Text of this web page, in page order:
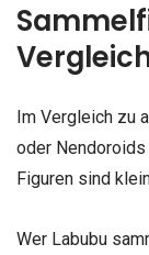
Im Vergleich zu
oder
Figuren sind
Wer Labubu